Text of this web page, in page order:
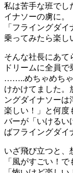
私は苦手な班でし
イナソーの虜に。
「フライングダ
乗ってみたら楽し
そんな社長にあて
ドリームに全員で
……..めちゃめちゃ
けかけてました。
ングダイナソーは
楽しい！」と何度
バーが「いけるい
ばフライングダイ
いざ飛び立つと、
「風がすごい！で